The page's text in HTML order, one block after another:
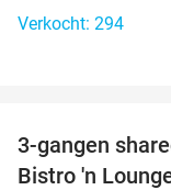
Verkocht: 294
3-gangen
Bistro 'n